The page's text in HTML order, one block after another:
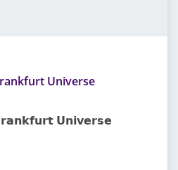
Universe
𝗨𝗻𝗶𝘃𝗲𝗿𝘀𝗲